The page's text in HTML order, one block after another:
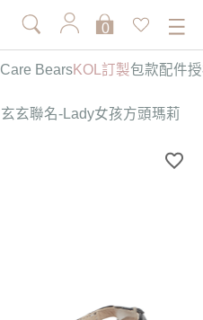
0
Care BearsKOL訂製包款配件
玄玄聯名-Lady女孩方頭瑪莉